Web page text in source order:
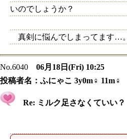
いのでしょうか？
真剣に悩んでしまってます…。
No.6040
06月18日(Fri) 10:25
投稿者名： ふにゃこ 3y0m♀ 11m♀
Re: ミルク足さなくていい？